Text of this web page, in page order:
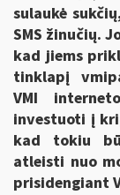
sulaukė
SMS žinučių.
kad jiems
tinklapį
VMI
investuoti į
kad tokiu
atleisti nuo
prisidengiant